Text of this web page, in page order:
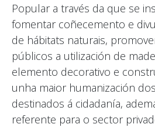
Popular a través da que se
fomentar coñecemento e
de hábitats naturais,
públicos a utilización de
elemento decorativo e
unha maior humanización
destinados á cidadanía,
referente para o sector